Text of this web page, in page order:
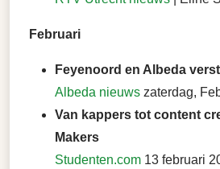
Februari
Feyenoord en Albeda
Albeda nieuws zaterdag,
Van kappers tot content
Makers
Studenten.com 13 februari